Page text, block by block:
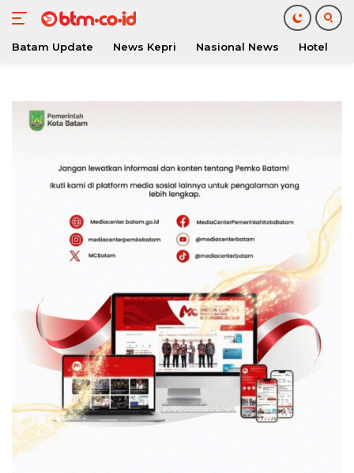
konten
Batam Update News Kepri Nasional News Hotel